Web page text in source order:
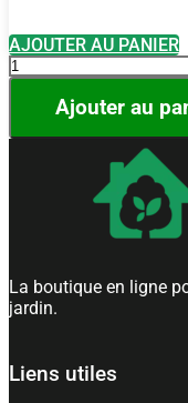
AJOUTER AU PANIER
quantité
de
jardin
acier
et
polycarbonate
Ajouter au
La boutique en ligne
jardin.
Liens utiles